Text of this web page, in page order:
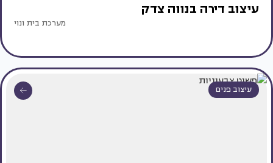
עיצוב דירה בנווה צדק
מערכת בית ונוי
עיצוב פנים